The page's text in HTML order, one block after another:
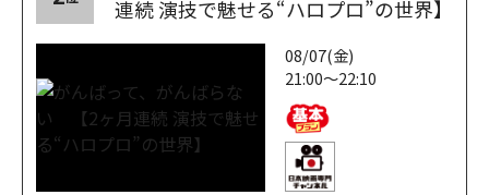
連続 演技で魅せる“ハロプロ”の世界】
08/07(金)
21:00～22:10